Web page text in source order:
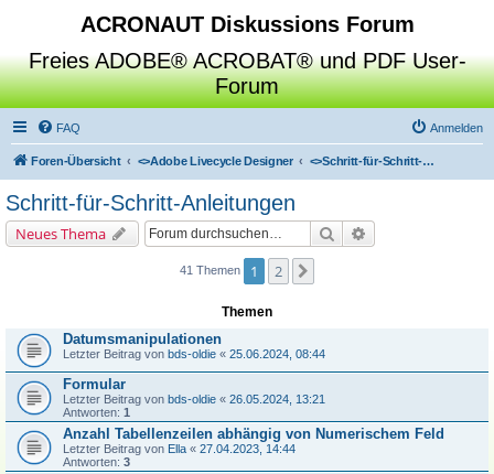
ACRONAUT Diskussions Forum
Freies ADOBE® ACROBAT® und PDF User-
Forum
FAQ Anmelden
Foren-Übersicht <>Adobe Livecycle Designer <>Schritt-für-Schritt-Anleitungen
Schritt-für-Schritt-Anleitungen
Neues Thema Suche
41 Themen 1 2
Themen
Datumsmanipulationen
Letzter Beitrag von bds-oldie « 25.06.2024, 08:44
Formular
Letzter Beitrag von bds-oldie « 26.05.2024, 13:21
Antworten: 1
Anzahl Tabellenzeilen abhängig von Numerischem Feld
Letzter Beitrag von Ella « 27.04.2023, 14:44
Antworten: 3